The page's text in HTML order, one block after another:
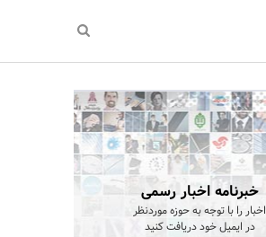
خبرنامه اخبار رسمی
اخبار را با توجه به حوزه موردنظر
در ایمیل خود دریافت کنید